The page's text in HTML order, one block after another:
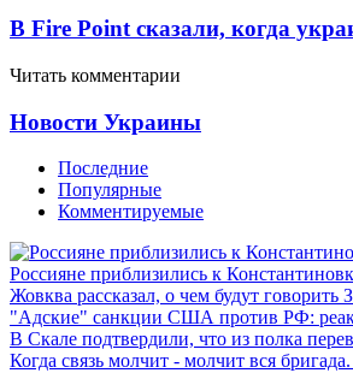
В Fire Point сказали, когда
Читать комментарии
Новости Украины
Последние
Популярные
Комментируемые
Россияне приблизились к
Жовква рассказал, о чем будут говорить
"Адские" санкции США против РФ:
В Скале подтвердили, что из полка
Когда связь молчит - молчит вся